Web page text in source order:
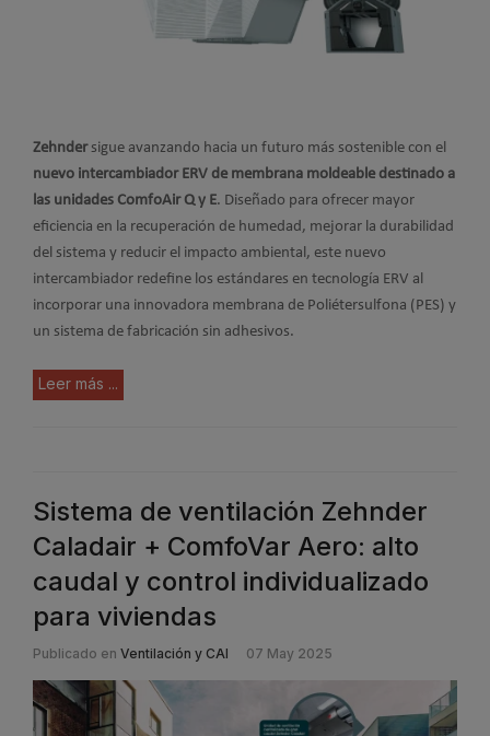
Zehndersigue avanzando hacia un futuro más sostenible con el
nuevo intercambiador ERV de membrana moldeable destinado a
las unidades ComfoAir Q y E. Diseñado para ofrecer mayor
eficiencia en la recuperación de humedad, mejorar la durabilidad
del sistema y reducir el impacto ambiental, este nuevo
intercambiador redefine los estándares en tecnología ERV al
incorporar una innovadora membrana de Poliétersulfona (PES) y
un sistema de fabricación sin adhesivos.
Leer más ...
Sistema de ventilación Zehnder
Caladair + ComfoVar Aero: alto
caudal y control individualizado
para viviendas
Publicado en Ventilación y CAI 07 May 2025